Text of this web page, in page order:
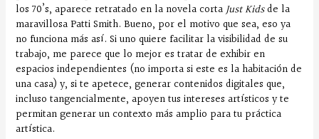
los 70’s, aparece retratado en la novela cortaJust Kidsde la
maravillosa Patti Smith. Bueno, por el motivo que sea, eso ya
no funciona más así. Si uno quiere facilitar la visibilidad de su
trabajo, me parece que lo mejor es tratar de exhibir en
espacios independientes (no importa si este es la habitación de
una casa) y, si te apetece, generar contenidos digitales que,
incluso tangencialmente, apoyen tus intereses artísticos y te
permitan generar un contexto más amplio para tu práctica
artística.